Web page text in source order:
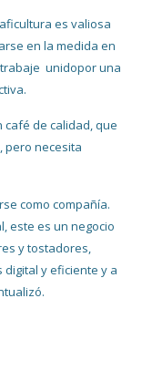
es valiosa
en la medida en
unidopor una
café de calidad, que
pero necesita
como compañía.
este es un negocio
y tostadores,
y eficiente y a